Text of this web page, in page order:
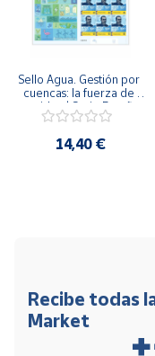
Sello Agua. Gestión por
cuencas: la fuerza de
una idea.| Serie España
ES| Pliego Premium
14,40 €
Recibe todas
Market